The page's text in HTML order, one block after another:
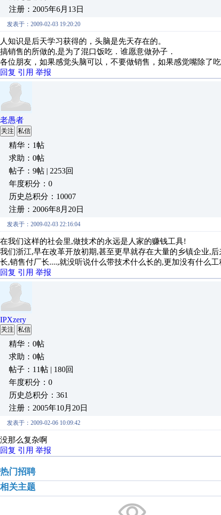
注册：2005年6月13日
发表于：2009-02-03 19:20:20
人知识是后天学习获得的，头脑是先天存在的。
搞销售的所做的,是为了混口饭吃．谁愿意做孙子．
各位朋友，如果感觉头脑可以，不要做销售，如果感觉嘴除了
回复 引用 举报
老愚者
关注 私信
精华：1帖
求助：0帖
帖子：9帖 | 2253回
年度积分：0
历史总积分：10007
注册：2006年8月20日
发表于：2009-02-03 22:16:04
在我们这样的社会里,做技术的永远是人家的赚钱工具!
我们浙江,早在改革开放初期,甚至更早就存在大量的乡镇企业,
长,销售付厂长....,就没听说什么带技术什么长的,更加没有什么
回复 引用 举报
IPXzery
关注 私信
精华：0帖
求助：0帖
帖子：11帖 | 180回
年度积分：0
历史总积分：361
注册：2005年10月20日
发表于：2009-02-06 10:09:42
没那么复杂啊
回复 引用 举报
热门招聘
相关主题